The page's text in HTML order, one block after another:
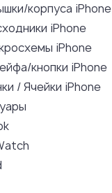
корпуса iPhone
iPhone
iPhone
кнопки iPhone
/ Ячейки iPhone